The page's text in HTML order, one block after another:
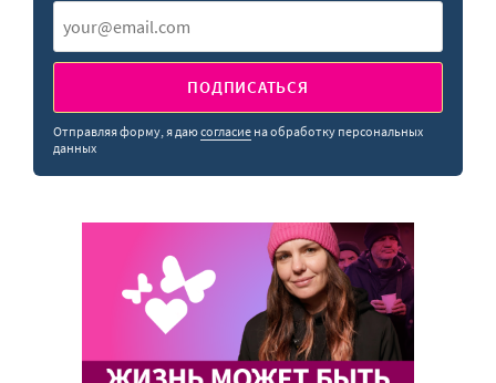
ПОДПИСАТЬСЯ
Отправляя форму, я даюсогласие на обработку персональных
данных